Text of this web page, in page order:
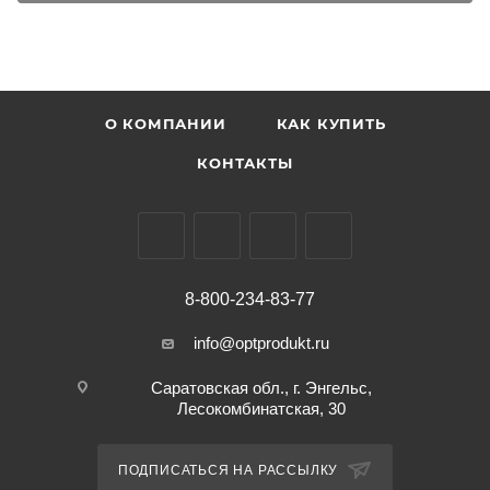
О КОМПАНИИ КАК КУПИТЬ
КОНТАКТЫ
8-800-234-83-77
info@optprodukt.ru
Саратовская обл., г. Энгельс,
Лесокомбинатская, 30
ПОДПИСАТЬСЯ НА РАССЫЛКУ